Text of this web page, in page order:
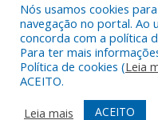
Todos os direitos
Mapa do Site
Acessar
Nós usamos cookies
navegação no portal. Ao
concorda com a política
Para ter mais
Política de cookies (Leia
ACEITO.
Leia mais
ACEITO